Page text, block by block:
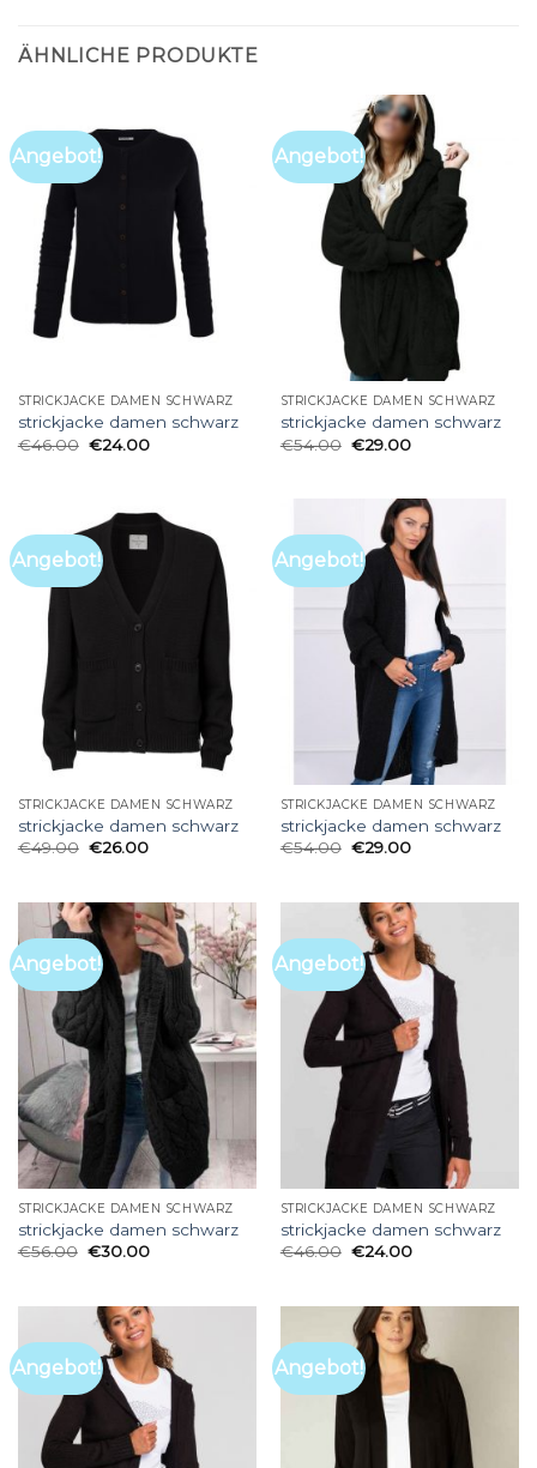
ÄHNLICHE PRODUKTE
Angebot!
STRICKJACKE DAMEN SCHWARZ
strickjacke damen schwarz
€46.00 €24.00
Angebot!
STRICKJACKE DAMEN SCHWARZ
strickjacke damen schwarz
€54.00 €29.00
Angebot!
STRICKJACKE DAMEN SCHWARZ
strickjacke damen schwarz
€49.00 €26.00
Angebot!
STRICKJACKE DAMEN SCHWARZ
strickjacke damen schwarz
€54.00 €29.00
Angebot!
STRICKJACKE DAMEN SCHWARZ
strickjacke damen schwarz
€56.00 €30.00
Angebot!
STRICKJACKE DAMEN SCHWARZ
strickjacke damen schwarz
€46.00 €24.00
Angebot! Angebot!